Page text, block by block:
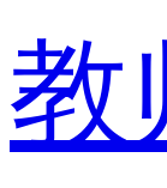
教